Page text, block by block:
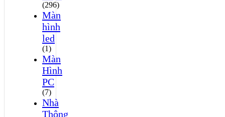
(296)
Màn
hình
led
(1)
Màn
Hình
PC
(7)
Nhà
Thông